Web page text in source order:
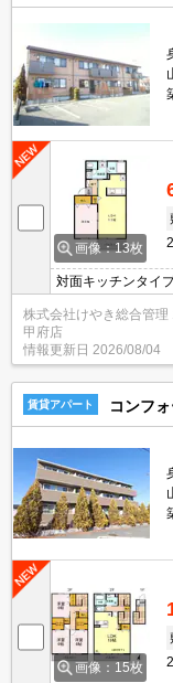
画像：13枚
対面キッチンタイ
す！
株式会社けやき総合管理
甲府店
情報更新日 2026/08/04
賃貸アパート コンフ
画像：15枚